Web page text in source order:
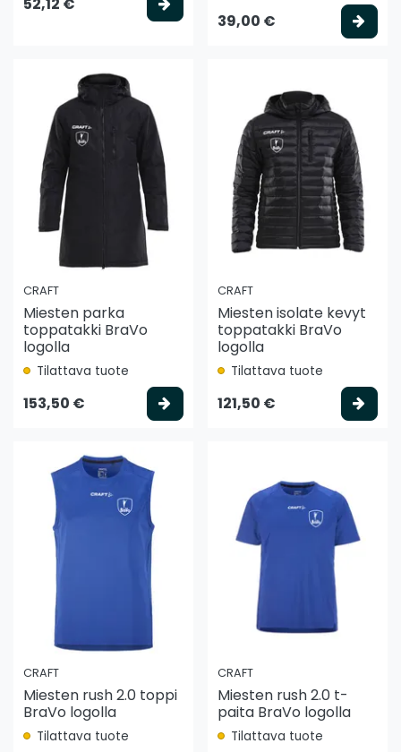
52,12 €
39,00 €
CRAFT
Miesten parka
toppatakki BraVo
logolla
Tilattava tuote
153,50 € Valitse vaihtoehto
CRAFT
Miesten isolate kevyt
toppatakki BraVo
logolla
Tilattava tuote
121,50 €
CRAFT
Miesten rush 2.0 toppi
BraVo logolla
Tilattava tuote
CRAFT
Miesten rush 2.0 t-
paita BraVo logolla
Tilattava tuote